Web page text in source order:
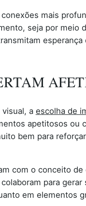
mais
seja por meio
a escolha de
apetitosos ou
bem para
com o conceito
para
em elementos